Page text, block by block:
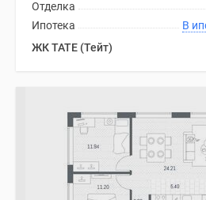
Отделка
Ипотека
ЖК TATE (Тейт)